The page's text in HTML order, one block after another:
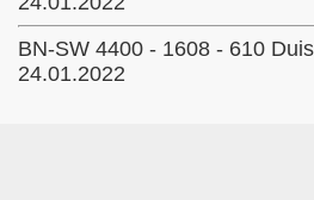
BN-SW 4400 - 1608 - 610
24.01.2022